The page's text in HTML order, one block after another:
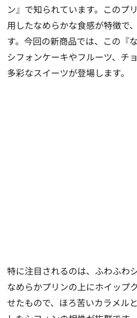
ン』で知られています。このプ
用したなめらかな食感が特徴で
す。今回の新商品では、この 『
シフォンケーキやフルーツ、チ
多彩なスイーツが登場します。
特に注目されるのは、ふわふわ
なめらかプリンの上にホイップ
せたもので、ほろ苦いカラメル